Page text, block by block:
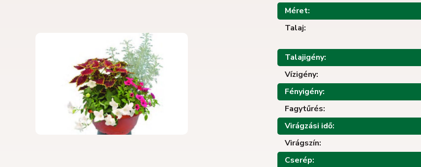
Méret:
Talaj:
Talajigény:
Vízigény:
Fényigény:
Fagytűrés:
Virágzási idő:
Virágszín:
Cserép: